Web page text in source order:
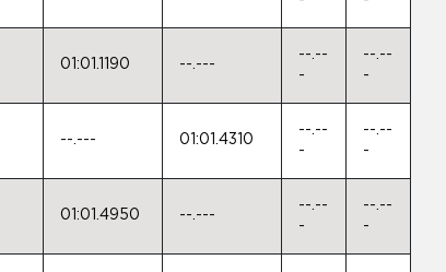
01:01.1190 --.---
--.--
-
--.--
-
--.--- 01:01.4310
--.--
-
--.--
-
01:01.4950 --.---
--.--
-
--.--
-